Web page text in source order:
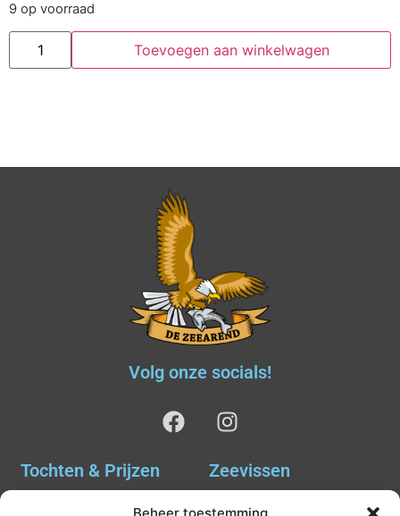
9 op voorraad
Toevoegen aan winkelwagen
Volg onze socials!
Tochten & Prijzen Zeevissen
Tochten & Prijzen